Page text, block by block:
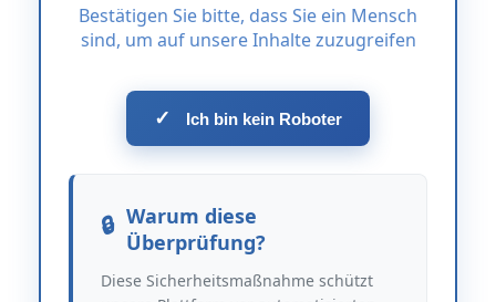
Bestätigen Sie bitte, dass Sie ein Mensch
sind, um auf unsere Inhalte zuzugreifen
✓ Ich bin kein Roboter
Warum diese
Überprüfung?
Diese Sicherheitsmaßnahme schützt